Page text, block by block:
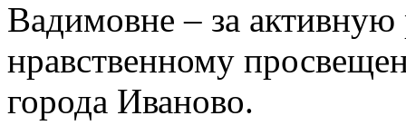
Вадимовне – за
нравственному
города Иваново.